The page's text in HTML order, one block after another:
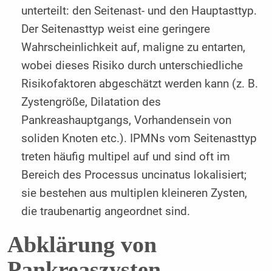
unterteilt: den Seitenast- und den Hauptasttyp.
Der Seitenasttyp weist eine geringere
Wahrscheinlichkeit auf, maligne zu entarten,
wobei dieses Risiko durch unterschiedliche
Risikofaktoren abgeschätzt werden kann (z. B.
Zystengröße, Dilatation des
Pankreashauptgangs, Vorhandensein von
soliden Knoten etc.). IPMNs vom Seitenasttyp
treten häufig multipel auf und sind oft im
Bereich des Processus uncinatus lokalisiert;
sie bestehen aus multiplen kleineren Zysten,
die traubenartig angeordnet sind.
Abklärung von